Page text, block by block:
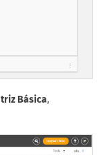
Básica,